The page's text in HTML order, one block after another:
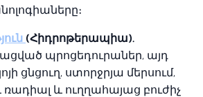
(Հիդրոթերապիա).
պրոցեդուրաներ, այդ
ցնցուղ, ստորջրյա մերսում,
և ուղղահայաց բուժիչ